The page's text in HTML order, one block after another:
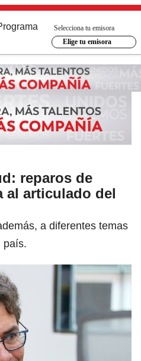
Selecciona tu emisora
Elige tu emisora
reparos de
al articulado del
a diferentes temas
país.